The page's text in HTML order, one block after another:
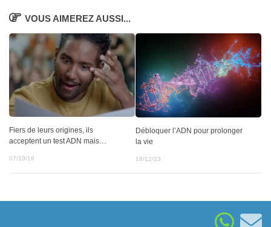
VOUS AIMEREZ AUSSI...
Fiers de leurs origines, ils
acceptent un test ADN mais…
07/10/16
Débloquer l’ADN pour prolonger
la vie
18/12/23